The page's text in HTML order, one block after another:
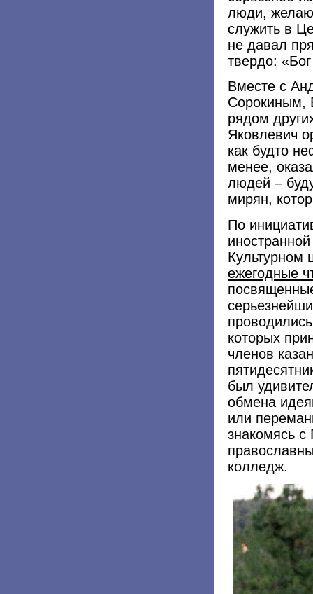
люди,
служить в
не давал
твердо:
Вместе с
Сорокиным,
рядом
Яковлевич
как будто
менее,
людей –
мирян,
По
Культурном
ежегодные
которых
членов
был
обмена
или
знакомясь с
колледж.